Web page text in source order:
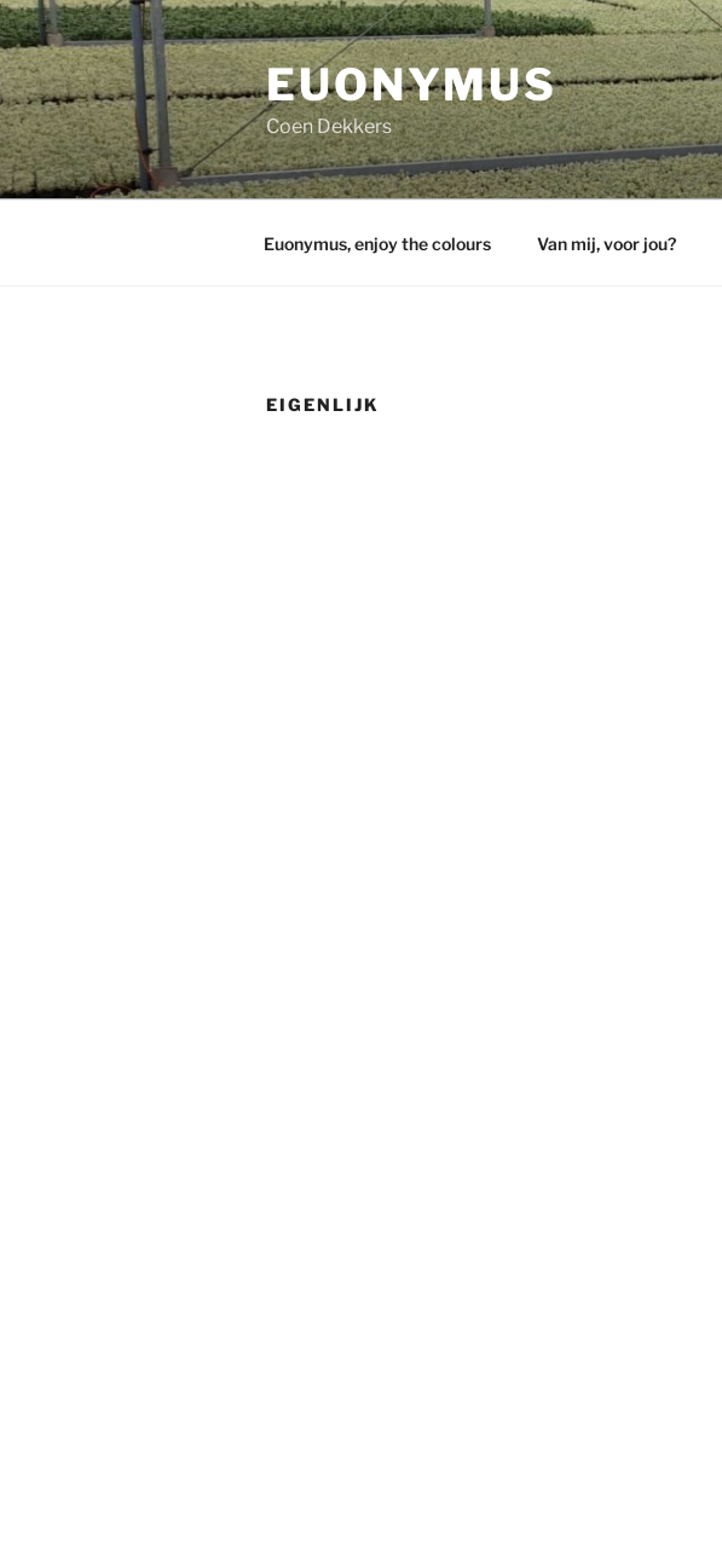
Ga
naar
de
inhoud
EUONYMUS
Coen Dekkers
Euonymus, enjoy the colours Van mij, voor jou?
EIGENLIJK